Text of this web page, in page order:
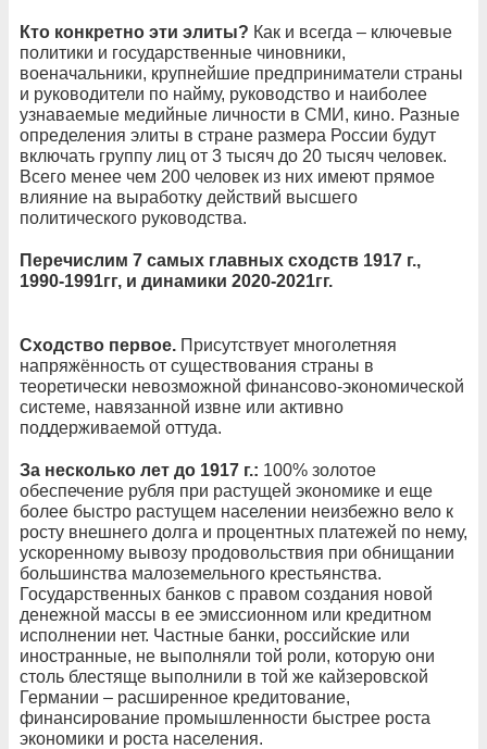
Кто конкретно эти элиты? Как и всегда – ключевые
политики и государственные чиновники,
военачальники, крупнейшие предприниматели страны
и руководители по найму, руководство и наиболее
узнаваемые медийные личности в СМИ, кино. Разные
определения элиты в стране размера России будут
включать группу лиц от 3 тысяч до 20 тысяч человек.
Всего менее чем 200 человек из них имеют прямое
влияние на выработку действий высшего
политического руководства.
Перечислим 7 самых главных сходств 1917 г.,
1990-1991гг, и динамики 2020-2021гг.
Сходство первое. Присутствует многолетняя
напряжённость от существования страны в
теоретически невозможной финансово-экономической
системе, навязанной извне или активно
поддерживаемой оттуда.
За несколько лет до 1917 г.: 100% золотое
обеспечение рубля при растущей экономике и еще
более быстро растущем населении неизбежно вело к
росту внешнего долга и процентных платежей по нему,
ускоренному вывозу продовольствия при обнищании
большинства малоземельного крестьянства.
Государственных банков с правом создания новой
денежной массы в ее эмиссионном или кредитном
исполнении нет. Частные банки, российские или
иностранные, не выполняли той роли, которую они
столь блестяще выполнили в той же кайзеровской
Германии – расширенное кредитование,
финансирование промышленности быстрее роста
экономики и роста населения.